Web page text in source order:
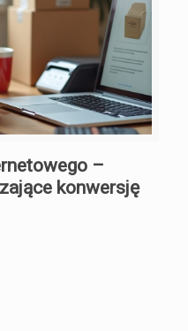
–
konwersję